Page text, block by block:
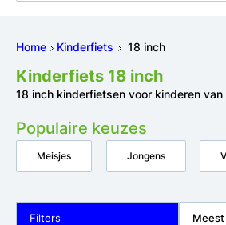
Home Kinderfiets 18 inch
Kinderfiets 18 inch
18 inch kinderfietsen voor kinderen
Populaire keuzes
Meisjes Jongens
Filters